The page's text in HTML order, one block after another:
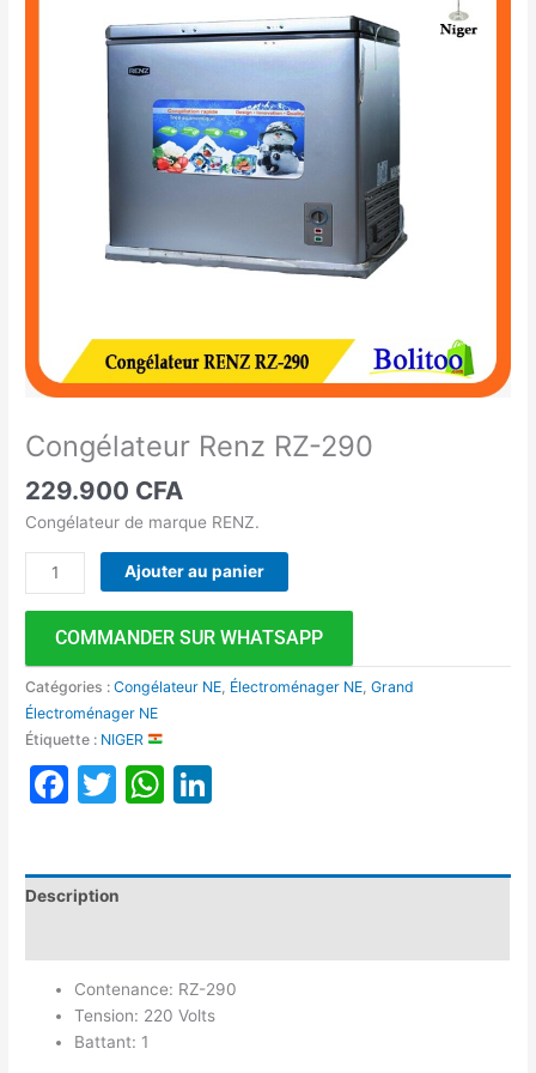
Congélateur Renz RZ-290
229.900 CFA
Congélateur de marque RENZ.
Ajouter au panier
COMMANDER SUR WHATSAPP
Catégories :Congélateur NE Électroménager NE ,Grand
Électroménager NE
Étiquette : NIGER
Facebook
TwitterWhatsApp
Description
Contenance: RZ-290
Tension: 220 Volts
Battant: 1